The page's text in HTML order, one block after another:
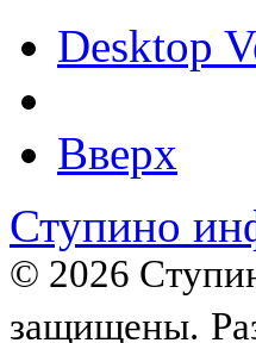
Desktop
Вверх
Ступино
© 2026
защищены.